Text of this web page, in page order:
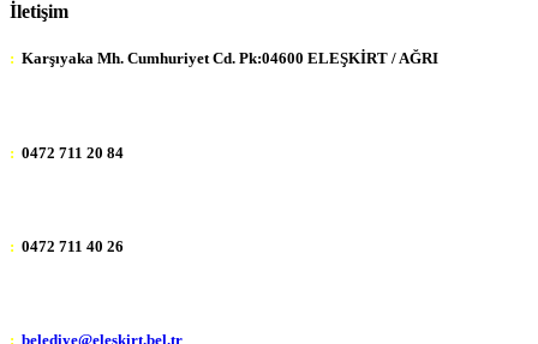
İletişim
: Karşıyaka Mh. Cumhuriyet Cd. Pk:04600 ELEŞKİRT / AĞRI
: 0472 711 20 84
: 0472 711 40 26
: belediye@eleskirt.bel.tr